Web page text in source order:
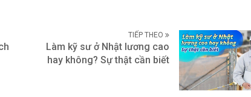
TIẾP THEO
Làm kỹ sư ở Nhật lương cao
hay không? Sự thật cần biết